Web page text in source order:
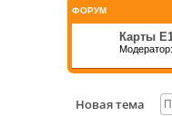
ФОРУМ
Карты
Модератор:
Новая тема